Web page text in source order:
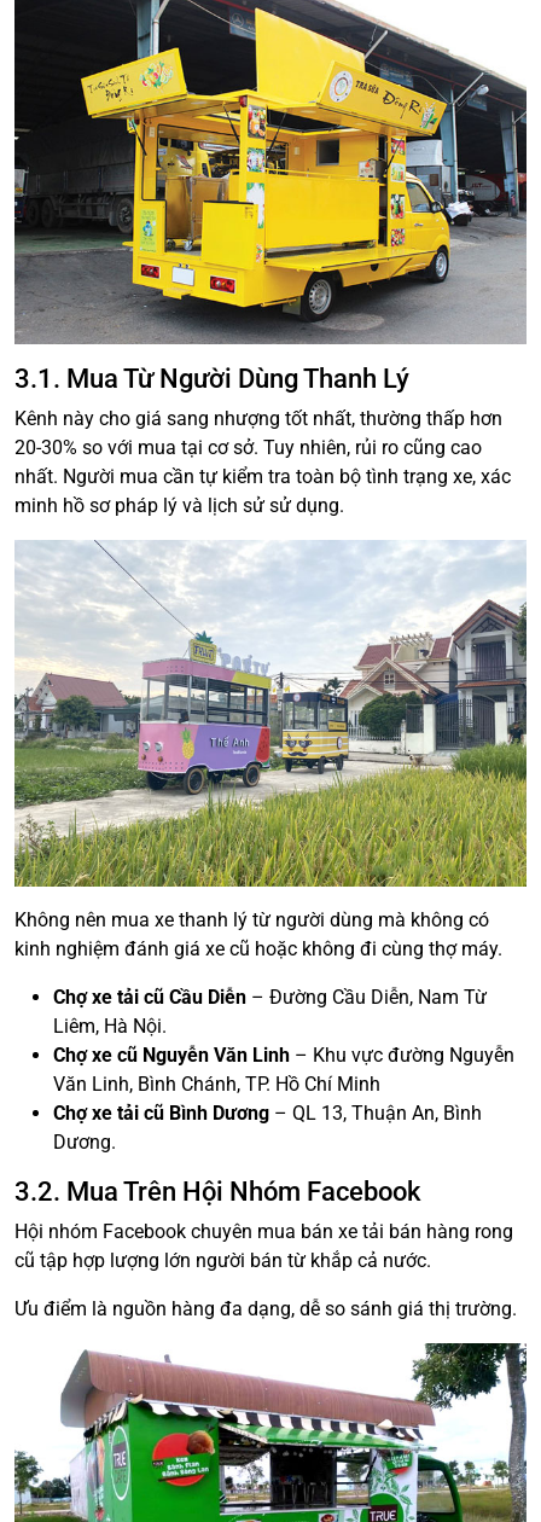
3.1. Mua Từ Người Dùng Thanh Lý
Kênh này cho giá sang nhượng tốt nhất, thường thấp hơn
20-30% so với mua tại cơ sở. Tuy nhiên, rủi ro cũng cao
nhất. Người mua cần tự kiểm tra toàn bộ tình trạng xe, xác
minh hồ sơ pháp lý và lịch sử sử dụng.
Không nên mua xe thanh lý từ người dùng mà không có
kinh nghiệm đánh giá xe cũ hoặc không đi cùng thợ máy.
Chợ xe tải cũ Cầu Diễn – Đường Cầu Diễn, Nam Từ
Liêm, Hà Nội.
Chợ xe cũ Nguyễn Văn Linh – Khu vực đường Nguyễn
Văn Linh, Bình Chánh, TP. Hồ Chí Minh
Chợ xe tải cũ Bình Dương – QL 13, Thuận An, Bình
Dương.
3.2. Mua Trên Hội Nhóm Facebook
Hội nhóm Facebook chuyên mua bán xe tải bán hàng rong
cũ tập hợp lượng lớn người bán từ khắp cả nước.
Ưu điểm là nguồn hàng đa dạng, dễ so sánh giá thị trường.